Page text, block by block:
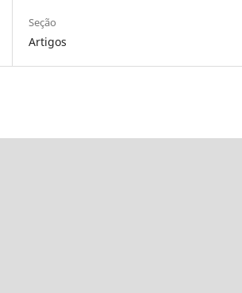
Seção
Artigos